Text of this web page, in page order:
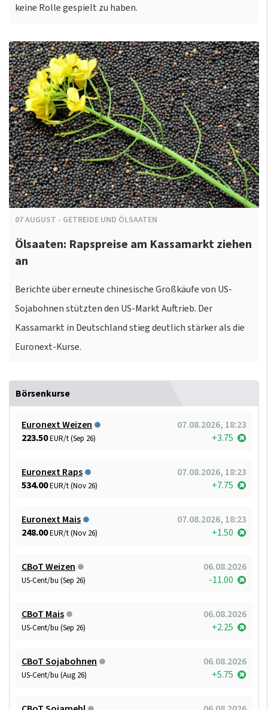
keine Rolle gespielt zu haben.
07AUGUST - GETREIDE UND ÖLSAATEN
Ölsaaten: Rapspreise am Kassamarkt ziehen
an
Berichte über erneute chinesische Großkäufe von US-
Sojabohnen stützten den US-Markt Auftrieb. Der
Kassamarkt in Deutschland stieg deutlich stärker als die
Euronext-Kurse.
Börsenkurse
Euronext Weizen
07.08.2026, 18:23
223.50EUR/t (Sep 26) +3.75
Euronext Raps
07.08.2026, 18:23
534.00EUR/t (Nov 26) +7.75
Euronext Mais
07.08.2026, 18:23
248.00EUR/t (Nov 26) +1.50
CBoT Weizen 06.08.2026
US-Cent/bu (Sep 26) -11.00
CBoT Mais 06.08.2026
US-Cent/bu (Sep 26) +2.25
CBoT Sojabohnen 06.08.2026
US-Cent/bu (Aug 26) +5.75